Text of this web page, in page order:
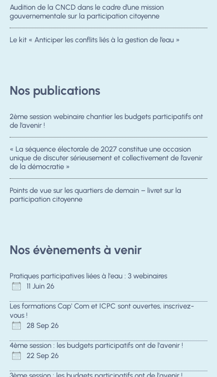
Audition de la CNCD dans le cadre d’une mission
gouvernementale sur la participation citoyenne
Le kit « Anticiper les conflits liés à la gestion de l’eau »
Nos publications
2ème session webinaire chantier les budgets participatifs ont
de l’avenir !
« La séquence électorale de 2027 constitue une occasion
unique de discuter sérieusement et collectivement de l’avenir
de la démocratie »
Points de vue sur les quartiers de demain – livret sur la
participation citoyenne
Nos évènements à venir
Pratiques participatives liées à l'eau : 3 webinaires
11 Juin 26
Les formations Cap' Com et ICPC sont ouvertes, inscrivez-
vous !
28 Sep 26
4ème session : les budgets participatifs ont de l'avenir !
22 Sep 26